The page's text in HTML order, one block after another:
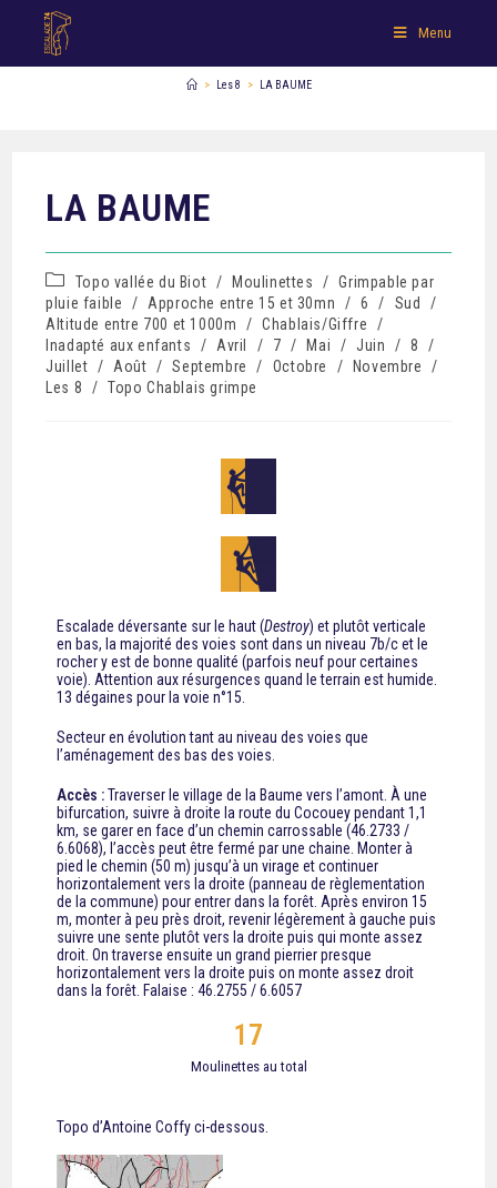
Menu
> Les 8 > LA BAUME
LA BAUME
Topo vallée du Biot / Moulinettes / Grimpable par
pluie faible
/ Approche entre 15 et 30mn / 6 / Sud
/
Altitude entre 700 et 1000m
/ Chablais/Giffre
/
Inadapté aux enfants
/ Avril / 7 / Mai / Juin / 8
/
Juillet / Août / Septembre / Octobre / Novembre
/
Les 8
/ Topo Chablais grimpe
Escalade déversante sur le haut (Destroy) et plutôt verticale
en bas, la majorité des voies sont dans un niveau 7b/c et le
rocher y est de bonne qualité (parfois neuf pour certaines
voie). Attention aux résurgences quand le terrain est humide.
13 dégaines pour la voie n°15.
Secteur en évolution tant au niveau des voies que
l’aménagement des bas des voies.
Accès :Traverser le village de la Baume vers l’amont. À une
bifurcation, suivre à droite la route du Cocouey pendant 1,1
km, se garer en face d’un chemin carrossable (46.2733 /
6.6068), l’accès peut être fermé par une chaine. Monter à
pied le chemin (50 m) jusqu’à un virage et continuer
horizontalement vers la droite (panneau de règlementation
de la commune) pour entrer dans la forêt. Après environ 15
m, monter à peu près droit, revenir légèrement à gauche puis
suivre une sente plutôt vers la droite puis qui monte assez
droit. On traverse ensuite un grand pierrier presque
horizontalement vers la droite puis on monte assez droit
dans la forêt. Falaise :46.2755 / 6.6057
Moulinettes au total
17
Topo d’Antoine Coffy ci-dessous.